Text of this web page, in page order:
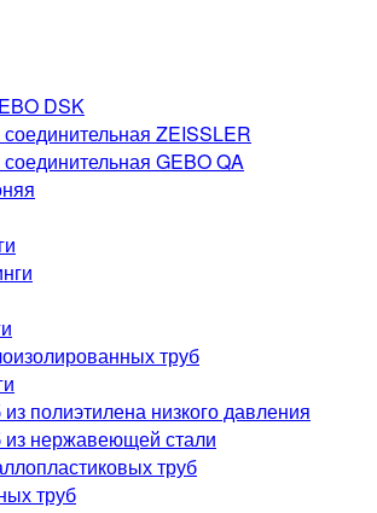
DSK
ZEISSLER
GEBO QA
труб
полиэтилена низкого давления
из нержавеющей стали
труб
труб